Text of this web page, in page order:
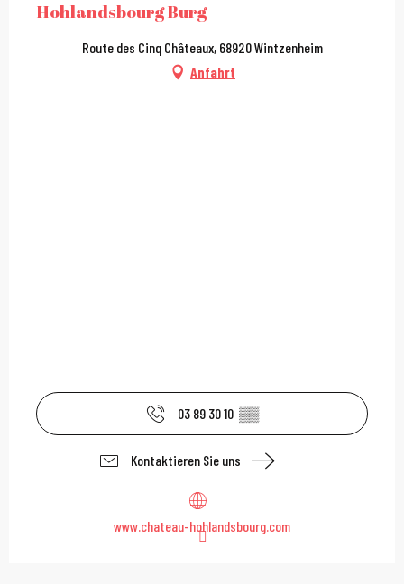
Hohlandsbourg Burg
Route des Cinq Châteaux, 68920 Wintzenheim
Anfahrt
03 89 30 10 ▒▒
Kontaktieren Sie uns
www.chateau-hohlandsbourg.com